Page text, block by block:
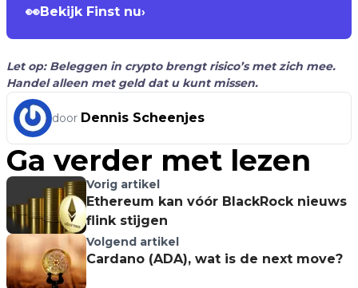
👀Bekijk Finst nu›
Let op: Beleggen in crypto brengt risico’s met zich mee.
Handel alleen met geld dat u kunt missen.
door Dennis Scheenjes
Ga verder met lezen
Vorig artikel
Ethereum kan vóór BlackRock nieuws
flink stijgen
Volgend artikel
Cardano (ADA), wat is de next move?